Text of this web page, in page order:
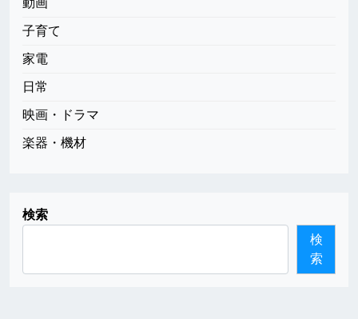
子育て
家電
日常
映画・ドラマ
楽器・機材
検索
検
索